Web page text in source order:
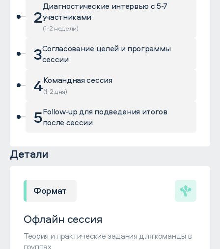
2Диагностические интервью с 5-7
участниками
(1-2 недели)
3Согласование целей и программы
сессии
4Командная сессия
(1-2 дня)
5Follow-up для подведения итогов
после сессии
Детали
Формат
Офлайн сессия
Теория и практические задания для команды в
группах